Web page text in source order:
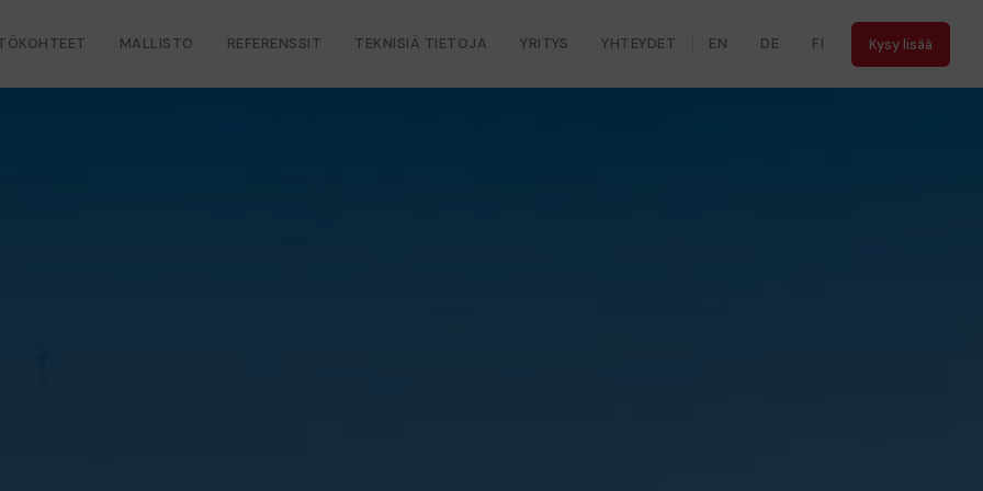
MALLISTO REFERENSSIT TEKNISIÄ TIETOJA YRITYS YHTEYDET EN DE FI Kysy lisää